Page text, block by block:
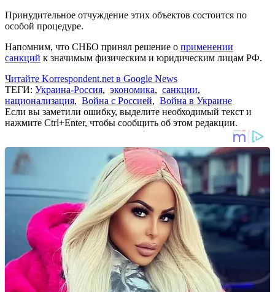
Принудительное отчуждение этих объектов состоится по
особой процедуре.
Напомним, что СНБО принял решение о применении
санкций к значимым физическим и юридическим лицам РФ.
Читайте Korrespondent.net в Google News
ТЕГИ: Украина-Россия, экономика, санкции,
национализация, Война с Россией, Война в Украине
Если вы заметили ошибку, выделите необходимый текст и
нажмите Ctrl+Enter, чтобы сообщить об этом редакции.